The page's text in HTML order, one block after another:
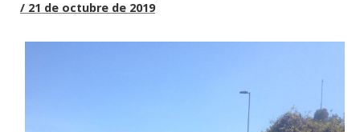
/ 21 de octubre de 2019